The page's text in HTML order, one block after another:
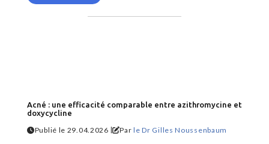
Acné : une efficacité comparable entre azithromycine et
doxycycline
Publié le 29.04.2026 | Parle Dr Gilles Noussenbaum